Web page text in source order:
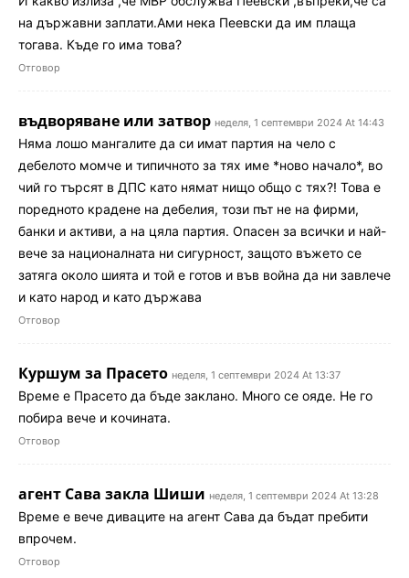
на държавни заплати.Ами нека Пеевски да им плаща
тогава. Къде го има това?
Отговор
въдворяване или затвор неделя, 1 септември 2024 At 14:43
Няма лошо мангалите да си имат партия на чело с
дебелото момче и типичното за тях име *ново начало*, во
чий го търсят в ДПС като нямат нищо общо с тях?! Това е
поредното крадене на дебелия, този път не на фирми,
банки и активи, а на цяла партия. Опасен за всички и най-
вече за националната ни сигурност, защото въжето се
затяга около шията и той е готов и във война да ни завлече
и като народ и като държава
Отговор
Куршум за Прасето неделя, 1 септември 2024 At 13:37
Време е Прасето да бъде заклано. Много се ояде. Не го
побира вече и кочината.
Отговор
агент Сава закла Шиши неделя, 1 септември 2024 At 13:28
Време е вече диваците на агент Сава да бъдат пребити
впрочем.
Отговор